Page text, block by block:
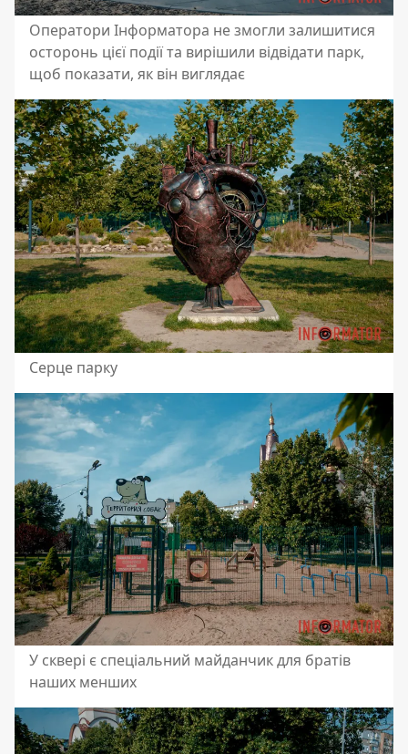
Оператори Інформатора не змогли залишитися
осторонь цієї події та вирішили відвідати парк,
щоб показати, як він виглядає
Серце парку
У сквері є спеціальний майданчик для братів
наших менших